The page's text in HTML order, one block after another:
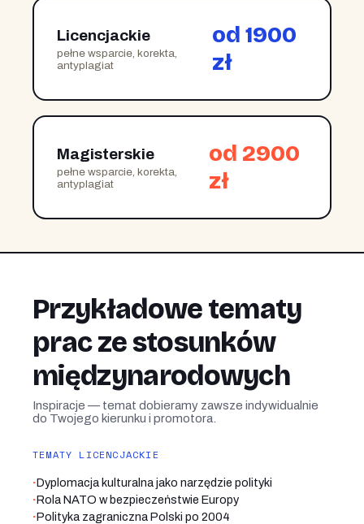
Licencjackie
pełne wsparcie, korekta,
antyplagiat
od 1900
zł
Magisterskie
pełne wsparcie, korekta,
antyplagiat
od 2900
zł
Przykładowe tematy
prac ze stosunków
międzynarodowych
Inspiracje — temat dobieramy zawsze indywidualnie
do Twojego kierunku i promotora.
TEMATY LICENCJACKIE
·Dyplomacja kulturalna jako narzędzie polityki
·Rola NATO w bezpieczeństwie Europy
·Polityka zagraniczna Polski po 2004